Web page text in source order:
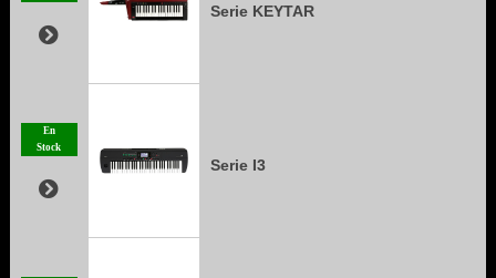
Serie KEYTAR
En
Stock
Serie I3